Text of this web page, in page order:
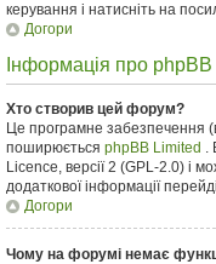
керування і натисніть на
Догори
Інформація про phpBB
Хто створив цей форум?
Це програмне забезпечення
поширюється phpBB Limited .
Licence, версії 2 (GPL-2.0) і
додаткової інформації
Догори
Чому на форумі немає